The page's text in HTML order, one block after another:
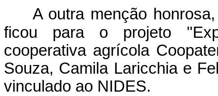
A outra menção
ficou para o projeto
cooperativa agrícola
Souza, Camila Laricchia e
vinculado ao NIDES.